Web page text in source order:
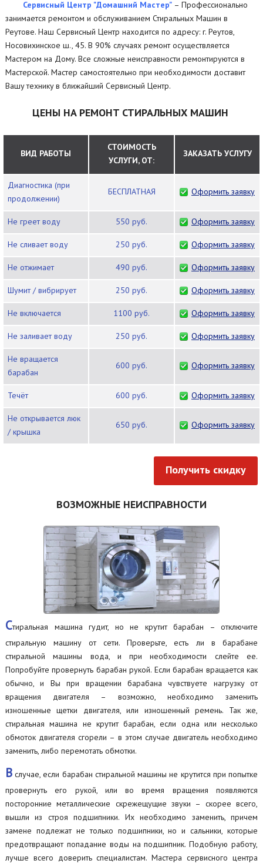
Сервисный Центр "Домашний Мастер" – Профессионально
занимается ремонтом и обслуживанием Стиральных Машин в
Реутове. Наш Сервисный Центр находится по адресу: г. Реутов,
Носовихинское ш., 45. В 90% случаях ремонт осуществляется
Мастером на Дому. Все сложные неисправности ремонтируются в
Мастерской. Мастер самостоятельно при необходимости доставит
Вашу технику в ближайший Сервисный Центр.
ЦЕНЫ НА РЕМОНТ СТИРАЛЬНЫХ МАШИН
ВИД РАБОТЫ
СТОИМОСТЬ
УСЛУГИ, ОТ:
ЗАКАЗАТЬ УСЛУГУ
Диагностика (при
продолжении)
БЕСПЛАТНАЯ Оформить заявку
Не греет воду 550 руб. Оформить заявку
Не сливает воду 250 руб. Оформить заявку
Не отжимает 490 руб. Оформить заявку
Шумит / вибрирует 250 руб. Оформить заявку
Не включается 1100 руб. Оформить заявку
Не заливает воду 250 руб. Оформить заявку
Не вращается
барабан
600 руб. Оформить заявку
Течёт 600 руб. Оформить заявку
Не открывается люк
/ крышка
650 руб. Оформить заявку
Получить скидку
ВОЗМОЖНЫЕ НЕИСПРАВНОСТИ
Стиральная машина гудит, но не крутит барабан – отключите
стиральную машину от сети. Проверьте, есть ли в барабане
стиральной машины вода, и при необходимости слейте ее.
Попробуйте провернуть барабан рукой. Если барабан вращается как
обычно, и Вы при вращении барабана чувствуете нагрузку от
вращения двигателя – возможно, необходимо заменить
изношенные щетки двигателя, или изношенный ремень. Так же,
стиральная машина не крутит барабан, если одна или несколько
обмоток двигателя сгорели – в этом случае двигатель необходимо
заменить, либо перемотать обмотки.
В случае, если барабан стиральной машины не крутится при попытке
провернуть его рукой, или во время вращения появляются
посторонние металлические скрежещущие звуки – скорее всего,
вышли из строя подшипники. Их необходимо заменить, причем
замене подлежат не только подшипники, но и сальники, которые
предотвращают попадание воды на подшипник. Подобную работу,
лучше всего доверить специалистам. Мастера сервисного центра